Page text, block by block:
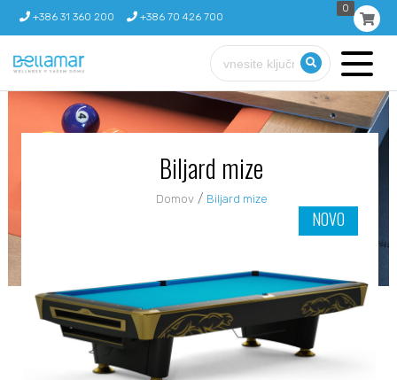
+386 31 360 200 +386 70 426 700
0
Biljard mize
Domov / Biljard mize
NOVO